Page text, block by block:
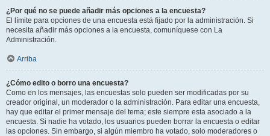
¿Por qué no se puede añadir más opciones a la encuesta?
El límite para opciones de una encuesta está fijado por la administración. Si
necesita añadir más opciones a la encuesta, comuníquese con La
Administración.
Arriba
¿Cómo edito o borro una encuesta?
Como en los mensajes, las encuestas solo pueden ser modificadas por su
creador original, un moderador o la administración. Para editar una encuesta,
hay que editar el primer mensaje del tema; este siempre esta asociado a la
encuesta. Si nadie ha votado, los usuarios pueden borrar la encuesta o editar
las opciones. Sin embargo, si algún miembro ha votado, solo moderadores o